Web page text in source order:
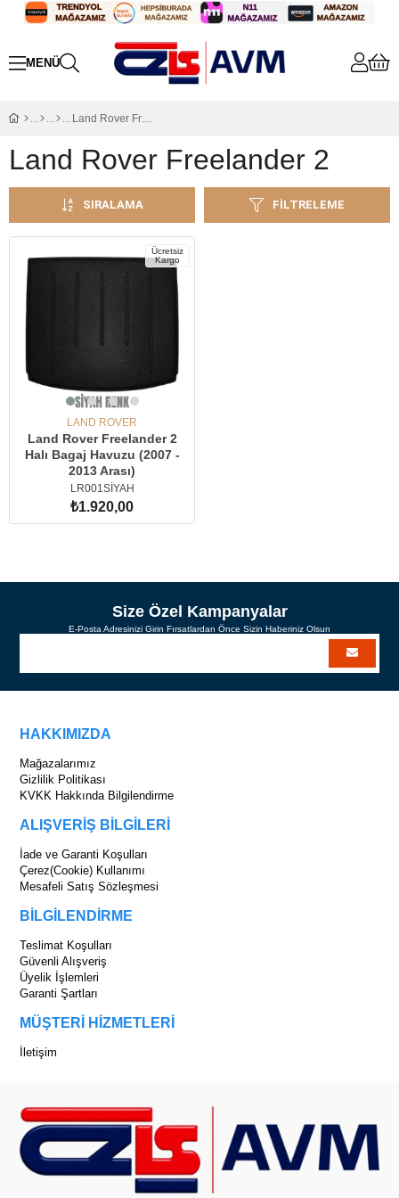
Land Rover Freelander 2
Land Rover Freelander 2
FILTRELEME
SIRALAMA
Ücretsiz
Kargo
LAND ROVER
Land Rover Freelander 2
Halı Bagaj Havuzu (2007 -
2013 Arası)
LR001SİYAH
₺1.920,00
Size Özel Kampanyalar
E-Posta Adresinizi Girin Fırsatlardan Önce Sizin Haberiniz Olsun
HAKKIMIZDA
Mağazalarımız
Gizlilik Politikası
KVKK Hakkında Bilgilendirme
ALIŞVERİŞ BİLGİLERİ
İade ve Garanti Koşulları
Çerez(Cookie) Kullanımı
Mesafeli Satış Sözleşmesi
BİLGİLENDİRME
Teslimat Koşulları
Güvenli Alışveriş
Üyelik İşlemleri
Garanti Şartları
MÜŞTERİ HİZMETLERİ
İletişim